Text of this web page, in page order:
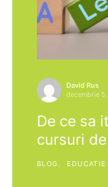
David Rus
decembrie
De ce sa
cursuri
BLOG EDUCATIE